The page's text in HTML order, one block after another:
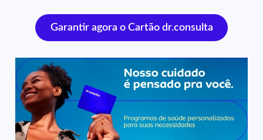
Garantir agora o Cartão dr.consulta